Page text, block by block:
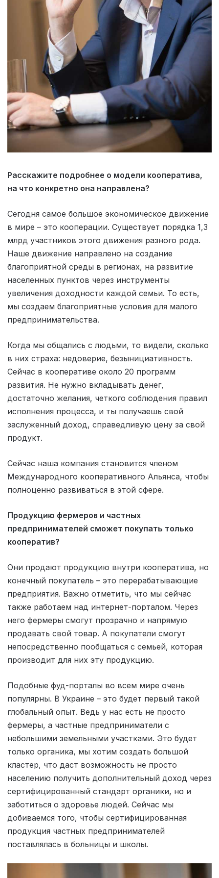
Расскажите подробнее о модели кооператива,
на что конкретно она направлена?
Сегодня самое большое экономическое движение
в мире – это кооперации. Существует порядка 1,3
млрд участников этого движения разного рода.
Наше движение направлено на создание
благоприятной среды в регионах, на развитие
населенных пунктов через инструменты
увеличения доходности каждой семьи. То есть,
мы создаем благоприятные условия для малого
предпринимательства.
Когда мы общались с людьми, то видели, сколько
в них страха: недоверие, безынициативность.
Сейчас в кооперативе около 20 программ
развития. Не нужно вкладывать денег,
достаточно желания, четкого соблюдения правил
исполнения процесса, и ты получаешь свой
заслуженный доход, справедливую цену за свой
продукт.
Сейчас наша компания становится членом
Международного кооперативного Альянса, чтобы
полноценно развиваться в этой сфере.
Продукцию фермеров и частных
предпринимателей сможет покупать только
кооператив?
Они продают продукцию внутри кооператива, но
конечный покупатель – это перерабатывающие
предприятия. Важно отметить, что мы сейчас
также работаем над интернет-порталом. Через
него фермеры смогут прозрачно и напрямую
продавать свой товар. А покупатели смогут
непосредственно пообщаться с семьей, которая
производит для них эту продукцию.
Подобные фуд-порталы во всем мире очень
популярны. В Украине – это будет первый такой
глобальный опыт. Ведь у нас есть не просто
фермеры, а частные предприниматели с
небольшими земельными участками. Это будет
только органика, мы хотим создать большой
кластер, что даст возможность не просто
населению получить дополнительный доход через
сертифицированный стандарт органики, но и
заботиться о здоровье людей. Сейчас мы
добиваемся того, чтобы сертифицированная
продукция частных предпринимателей
поставлялась в больницы и школы.